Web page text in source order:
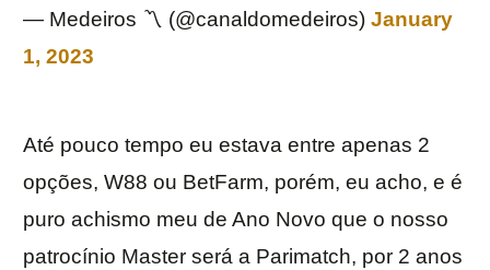
— Medeiros 〽️ (@canaldomedeiros) January
1, 2023
Até pouco tempo eu estava entre apenas 2
opções, W88 ou BetFarm, porém, eu acho, e é
puro achismo meu de Ano Novo que o nosso
patrocínio Master será a Parimatch, por 2 anos